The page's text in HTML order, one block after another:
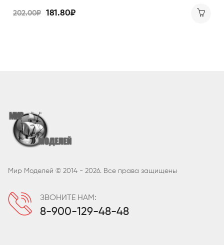
202.00₽ 181.80₽
Мир Моделей © 2014 - 2026. Все права защищены
ЗВОНИТЕ НАМ:
8-900-129-48-48